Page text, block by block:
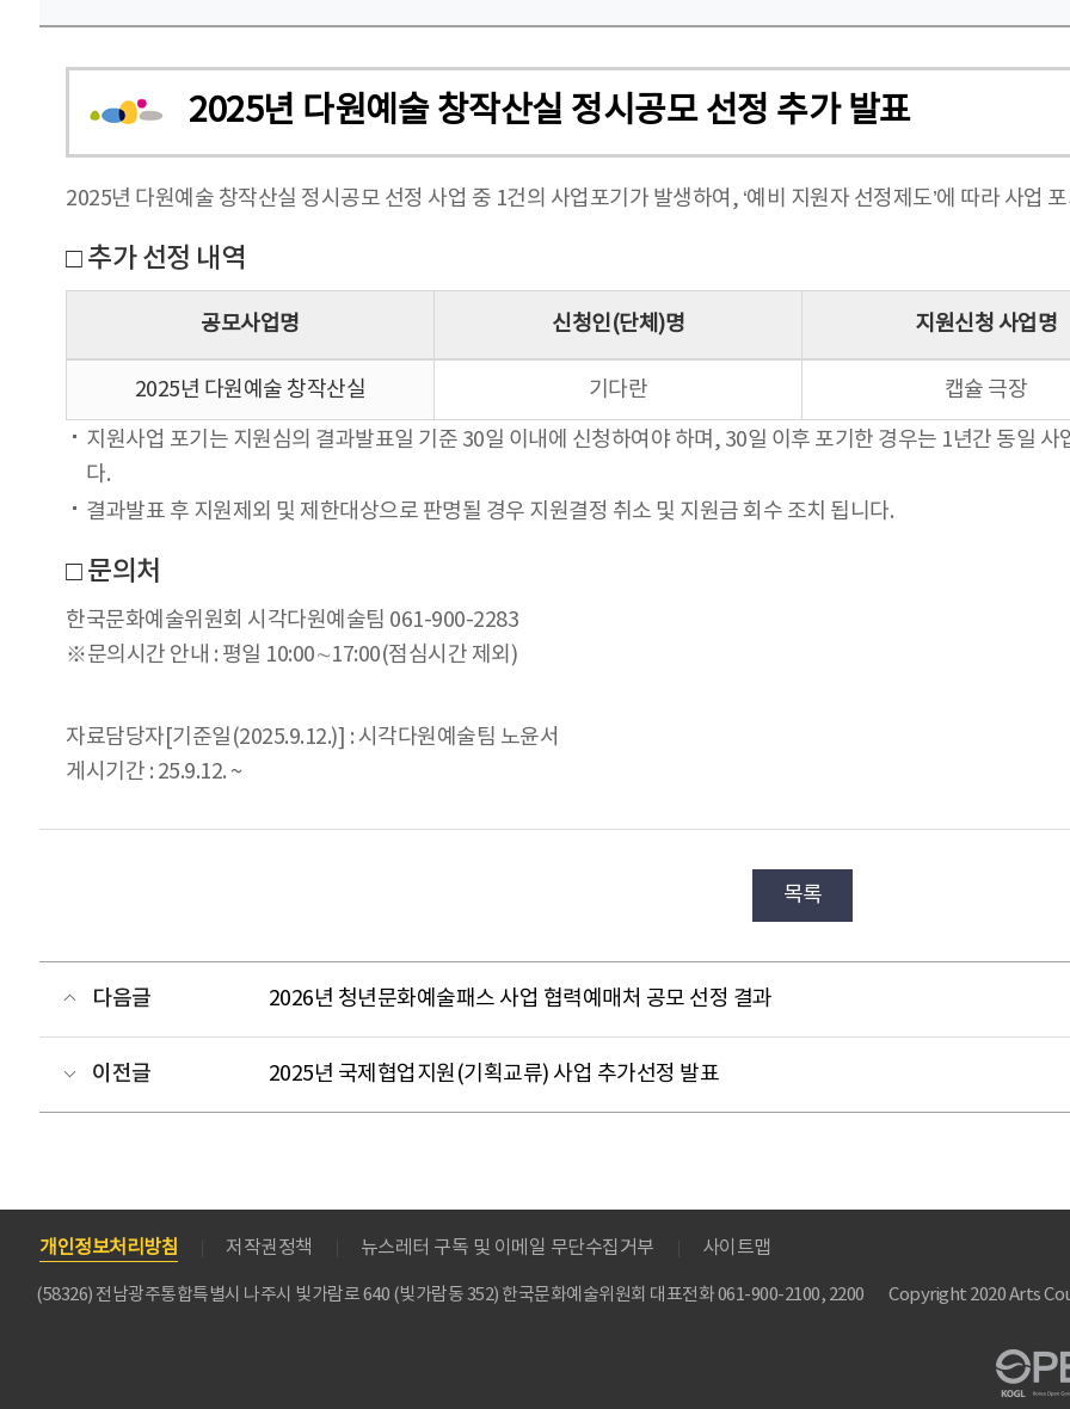
2025년 다원예술 창작산실 정시공모 선정 추가 발표
2025년 다원예술 창작산실 정시공모 선정 사업 중 1건의 사업포기가 발생하여, ‘예비 지원자 선정제도’에 따라 사업
□ 추가 선정 내역
공모사업명 신청인(단체)명 지원신청 사업명
2025년 다원예술 창작산실 기다란
캡슐 극장
지원사업 포기는 지원심의 결과발표일 기준 30일 이내에 신청하여야 하며, 30일 이후 포기한 경우는 1년간 동일
다.
결과발표 후 지원제외 및 제한대상으로 판명될 경우 지원결정 취소 및 지원금 회수 조치 됩니다.
□ 문의처
한국문화예술위원회 시각다원예술팀 061-900-2283
※문의시간 안내 : 평일 10:00∼17:00(점심시간 제외)
자료담당자[기준일(2025.9.12.)] : 시각다원예술팀 노윤서
게시기간 : 25.9.12. ~
목록
다음글 2026년 청년문화예술패스 사업 협력예매처 공모 선정 결과
이전글 2025년 국제협업지원(기획교류) 사업 추가선정 발표
개인정보처리방침 저작권정책 뉴스레터 구독 및 이메일 무단수집거부 사이트맵
(58326) 전남광주통합특별시 나주시 빛가람로 640 (빛가람동 352) 한국문화예술위원회 대표전화 061-900-2100, 2200 Copyright 2020 Arts